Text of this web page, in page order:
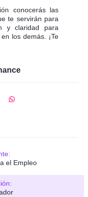
conocerás las
te servirán para
y claridad para
los demás. ¡Te
el Empleo